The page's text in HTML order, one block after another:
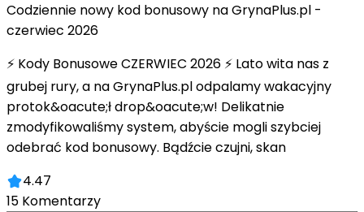
Codziennie nowy kod bonusowy na GrynaPlus.pl -
czerwiec 2026
⚡ Kody Bonusowe CZERWIEC 2026 ⚡ Lato wita nas z
grubej rury, a na GrynaPlus.pl odpalamy wakacyjny
protok&oacute;ł drop&oacute;w! Delikatnie
zmodyfikowaliśmy system, abyście mogli szybciej
odebrać kod bonusowy. Bądźcie czujni, skan
4.47
15 Komentarzy